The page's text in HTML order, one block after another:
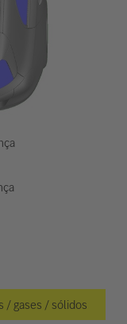
/ gases / sólidos